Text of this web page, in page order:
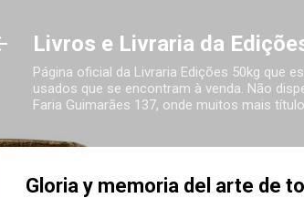
Livros e Livraria da
Página oficial da Livraria Edições 50kg que
usados que se encontram à venda. Não
Faria Guimarães 137, onde muitos mais
Gloria y memoria del arte de